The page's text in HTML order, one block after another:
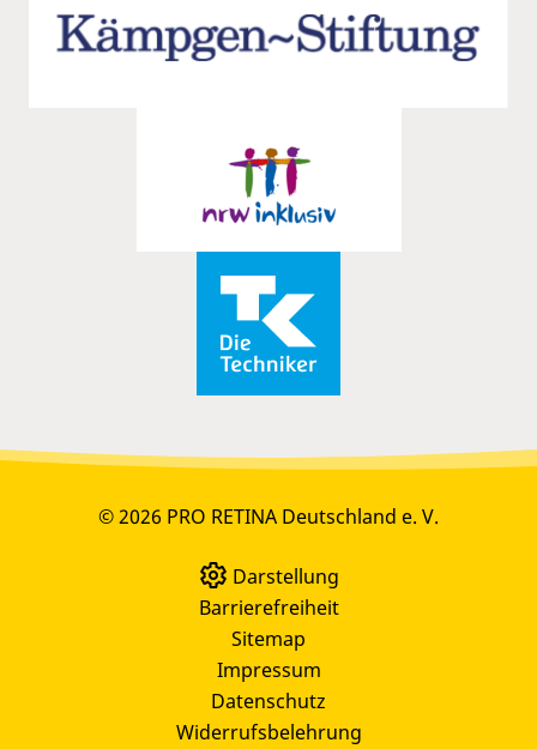
© 2026 PRO RETINA Deutschland e. V.
Darstellung
Barrierefreiheit
Sitemap
Impressum
Datenschutz
Widerrufsbelehrung